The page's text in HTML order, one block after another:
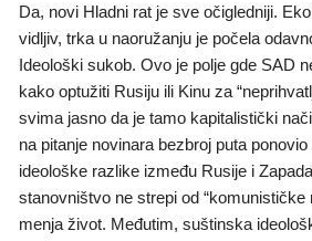
Da, novi Hladni rat je sve očigledniji.
vidljiv, trka u naoružanju je počela
Ideološki sukob. Ovo je polje gde SAD
kako optužiti Rusiju ili Kinu za
svima jasno da je tamo kapitalistički
na pitanje novinara bezbroj puta
ideološke razlike između Rusije i
stanovništvo ne strepi od “komunističke
menja život. Međutim, suštinska